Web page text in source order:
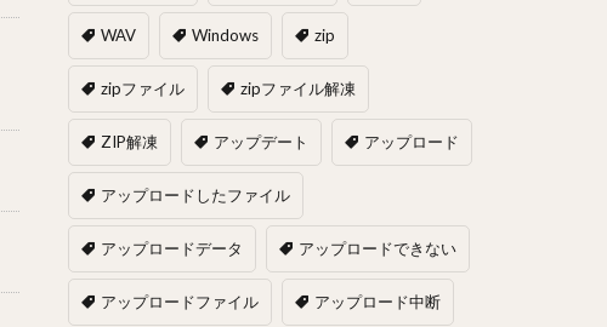
WAV Windows zip
zipファイル zipファイル解凍
ZIP解凍 アップデート アップロード
アップロードしたファイル
アップロードデータ アップロードできない
アップロードファイル アップロード中断